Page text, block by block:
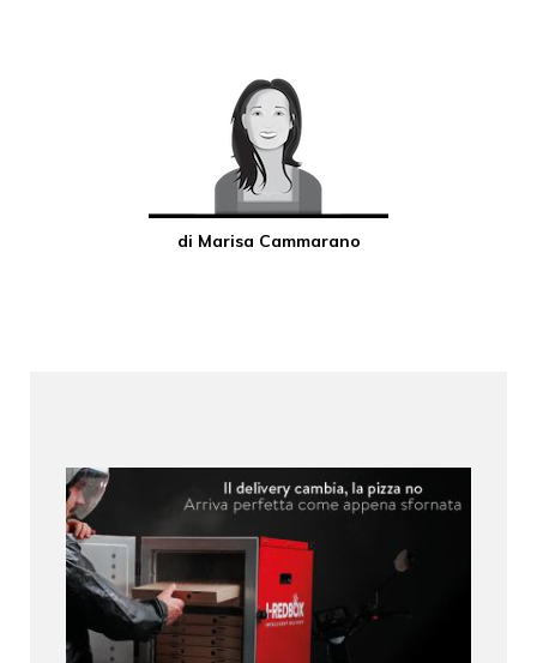
di Marisa Cammarano